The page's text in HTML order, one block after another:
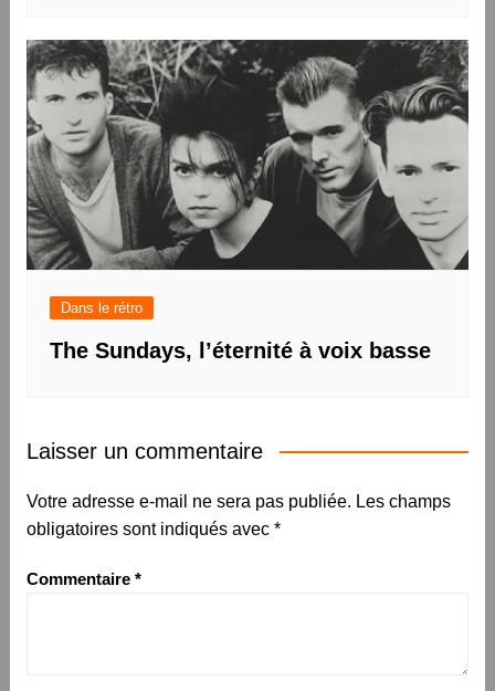
Dans le rétro
The Sundays, l’éternité à voix basse
Laisser un commentaire
Votre adresse e-mail ne sera pas publiée. Les champs
obligatoires sont indiqués avec *
Commentaire *